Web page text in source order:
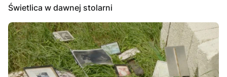
Świetlica w dawnej stolarni